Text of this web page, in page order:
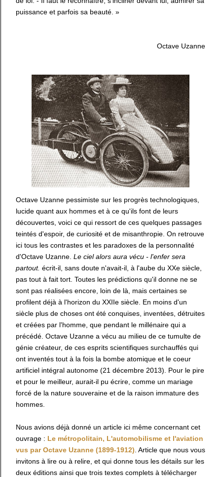
puissance et parfois sa beauté. »
Octave Uzanne
Octave Uzanne pessimiste sur les progrès technologiques,
lucide quant aux hommes et à ce qu'ils font de leurs
découvertes, voici ce qui ressort de ces quelques passages
teintés d'espoir, de curiosité et de misanthropie. On retrouve
ici tous les contrastes et les paradoxes de la personnalité
d'Octave Uzanne. Le ciel alors aura vécu - l'enfer sera
partout. écrit-il, sans doute n'avait-il, à l'aube du XXe siècle,
pas tout à fait tort. Toutes les prédictions qu'il donne ne se
sont pas réalisées encore, loin de là, mais certaines se
profilent déjà à l'horizon du XXIIe siècle. En moins d'un
siècle plus de choses ont été conquises, inventées, détruites
et créées par l'homme, que pendant le millénaire qui a
précédé. Octave Uzanne a vécu au milieu de ce tumulte de
génie créateur, de ces esprits scientifiques surchauffés qui
ont inventés tout à la fois la bombe atomique et le coeur
artificiel intégral autonome (21 décembre 2013). Pour le pire
et pour le meilleur, aurait-il pu écrire, comme un mariage
forcé de la nature souveraine et de la raison immature des
hommes.
Nous avions déjà donné un article ici même concernant cet
ouvrage : Le métropolitain, L'automobilisme et l'aviation
vus par Octave Uzanne (1899-1912) . Article que nous vous
invitons à lire ou à relire, et qui donne tous les détails sur les
deux éditions ainsi que trois textes complets à télécharger